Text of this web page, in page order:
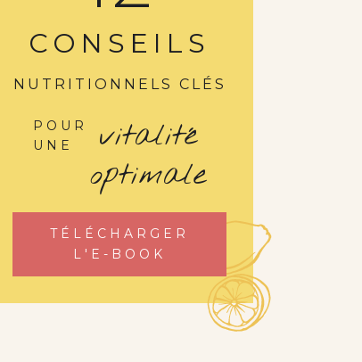
CONSEILS
NUTRITIONNELS CLÉS
POUR
UNE
vitalité
optimale
TÉLÉCHARGER
L'E-BOOK